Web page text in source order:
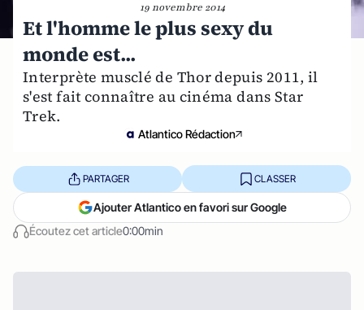
19 novembre 2014
Et l'homme le plus sexy du
monde est...
Interprète musclé de Thor depuis 2011, il
s'est fait connaître au cinéma dans Star
Trek.
Atlantico Rédaction
Écoutez cet article0:00min
PARTAGER CLASSER
Ajouter Atlantico en favori sur Google